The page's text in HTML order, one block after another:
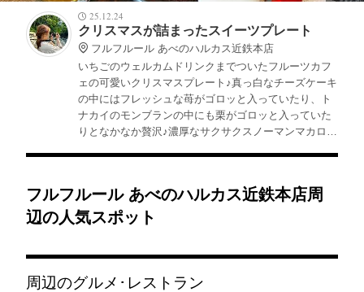
25.12.24
クリスマスが詰まったスイーツプレート
フルフルール あべのハルカス近鉄本店
いちごのウェルカムドリンクまでついたフルーツカフ
ェの可愛いクリスマスプレート♪真っ白なチーズケーキ
の中にはフレッシュな苺がゴロッと入っていたり、ト
ナカイのモンブランの中にも栗がゴロッと入っていた
りとなかなか贅沢♪濃厚なサクサクスノーマンマカロン
フルフルール あべのハルカス近鉄本店周
辺の人気スポット
周辺のグルメ･レストラン